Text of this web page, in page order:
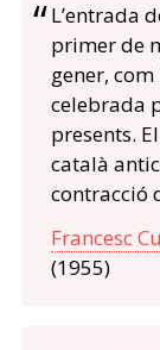
L’entrada
primer de
gener,
celebrada
presents.
català
contracció
Francesc
(1955)